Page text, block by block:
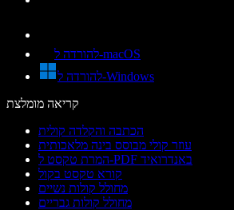
להורדה ל-macOS
להורדה ל-Windows
קריאה מומלצת
הכתבה והקלדה קולית
עוזר קולי מבוסס בינה מלאכותית
המרת טקסט ל-PDF באנדרואיד
קורא טקסט בקול
מחולל קולות נשיים
מחולל קולות גבריים